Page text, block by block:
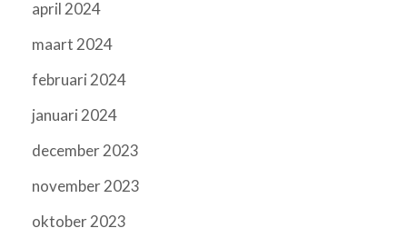
april 2024
maart 2024
februari 2024
januari 2024
december 2023
november 2023
oktober 2023